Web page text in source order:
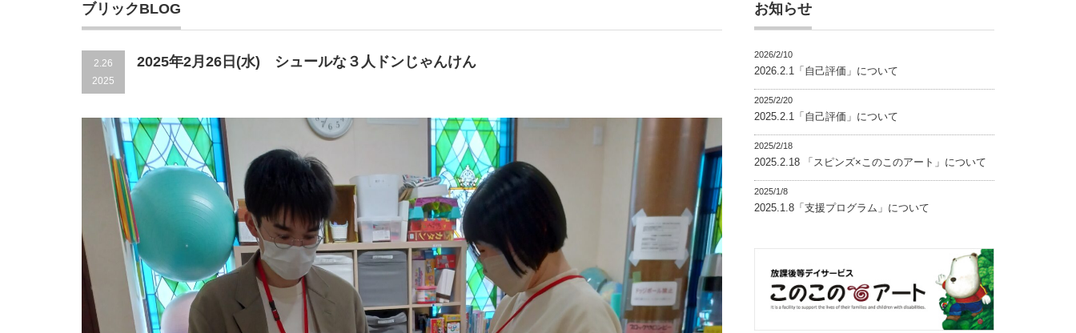
ブリックBLOG
2.26
2025
2025年2月26日(水) シュールな３人ドンじゃんけん
お知らせ
2026/2/10
2026.2.1「自己評価」について
2025/2/20
2025.2.1「自己評価」について
2025/2/18
2025.2.18 「スピンズ×このこのアート」について
2025/1/8
2025.1.8「支援プログラム」について